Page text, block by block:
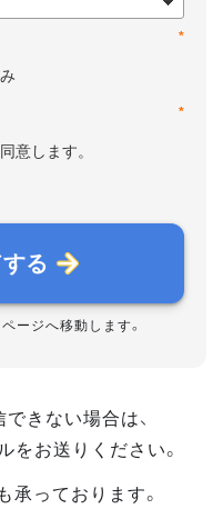
*
*
意します。
る
ージへ移動します。
きない場合は、
をお送りください。
っております。